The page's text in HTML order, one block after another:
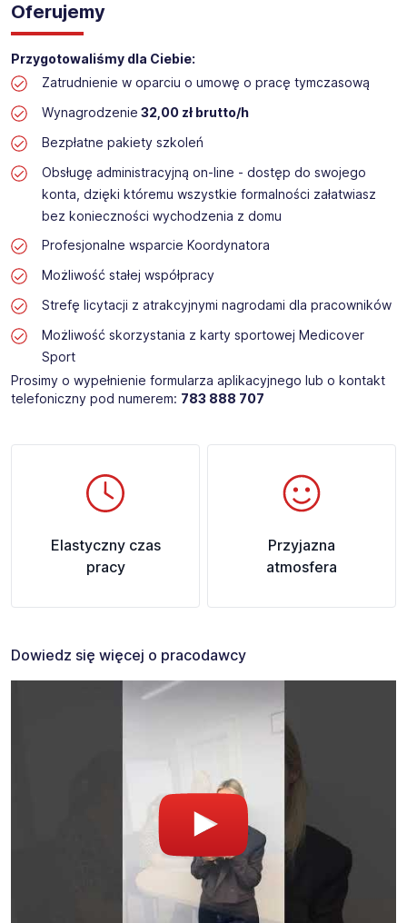
Oferujemy
Przygotowaliśmy dla Ciebie:
Zatrudnienie w oparciu o umowę o pracę tymczasową
Wynagrodzenie 32,00 zł brutto/h
Bezpłatne pakiety szkoleń
Obsługę administracyjną on-line - dostęp do swojego
konta, dzięki któremu wszystkie formalności załatwiasz
bez konieczności wychodzenia z domu
Profesjonalne wsparcie Koordynatora
Możliwość stałej współpracy
Strefę licytacji z atrakcyjnymi nagrodami dla pracowników
Możliwość skorzystania z karty sportowej Medicover
Sport
Prosimy o wypełnienie formularza aplikacyjnego lub o kontakt
telefoniczny pod numerem: 783 888 707
Elastyczny czas
pracy
Przyjazna
atmosfera
Dowiedz się więcej o pracodawcy